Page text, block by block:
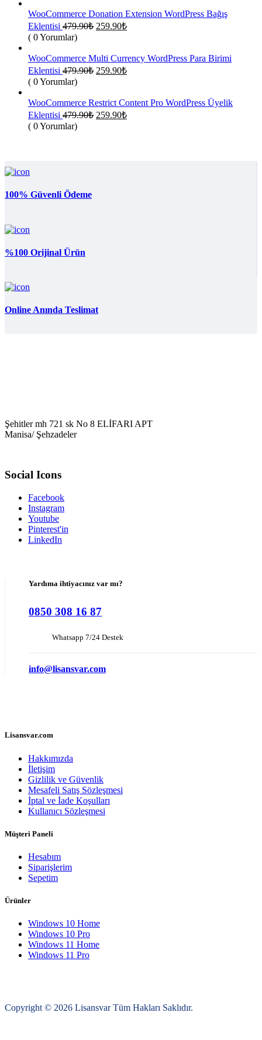
259.90₺.
WooCommerce Donation Extension WordPress Bağış
Eklentisi 479.90₺ Orijinal
259.90₺Şu
259.90₺.
( 0 Yorumlar)
WooCommerce Multi Currency WordPress Para Birimi
Eklentisi 479.90₺ Orijinal
259.90₺Şu
259.90₺.
( 0 Yorumlar)
WooCommerce Restrict Content Pro WordPress Üyelik
Eklentisi 479.90₺ Orijinal
259.90₺Şu
( 0 Yorumlar)
100% Güvenli Ödeme
%100 Orijinal Ürün
Online Anında Teslimat
Şehitler mh 721 sk No 8 ELİFARI APT
Manisa/ Şehzadeler
Social Icons
Facebook
Instagram
Youtube
Pinterest'in
LinkedIn
Yardıma ihtiyacınız var mı?
0850 308 16 87
Whatsapp 7/24 Destek
info@lisansvar.com
Lisansvar.com
Hakkımızda
İletişim
Gizlilik ve Güvenlik
Mesafeli Satış Sözleşmesi
İptal ve İade Koşulları
Kullanıcı Sözleşmesi
Müşteri Paneli
Hesabım
Siparişlerim
Sepetim
Ürünler
Windows 10 Home
Windows 10 Pro
Windows 11 Home
Windows 11 Pro
Copyright © 2026 Lisansvar Tüm Hakları Saklıdır.